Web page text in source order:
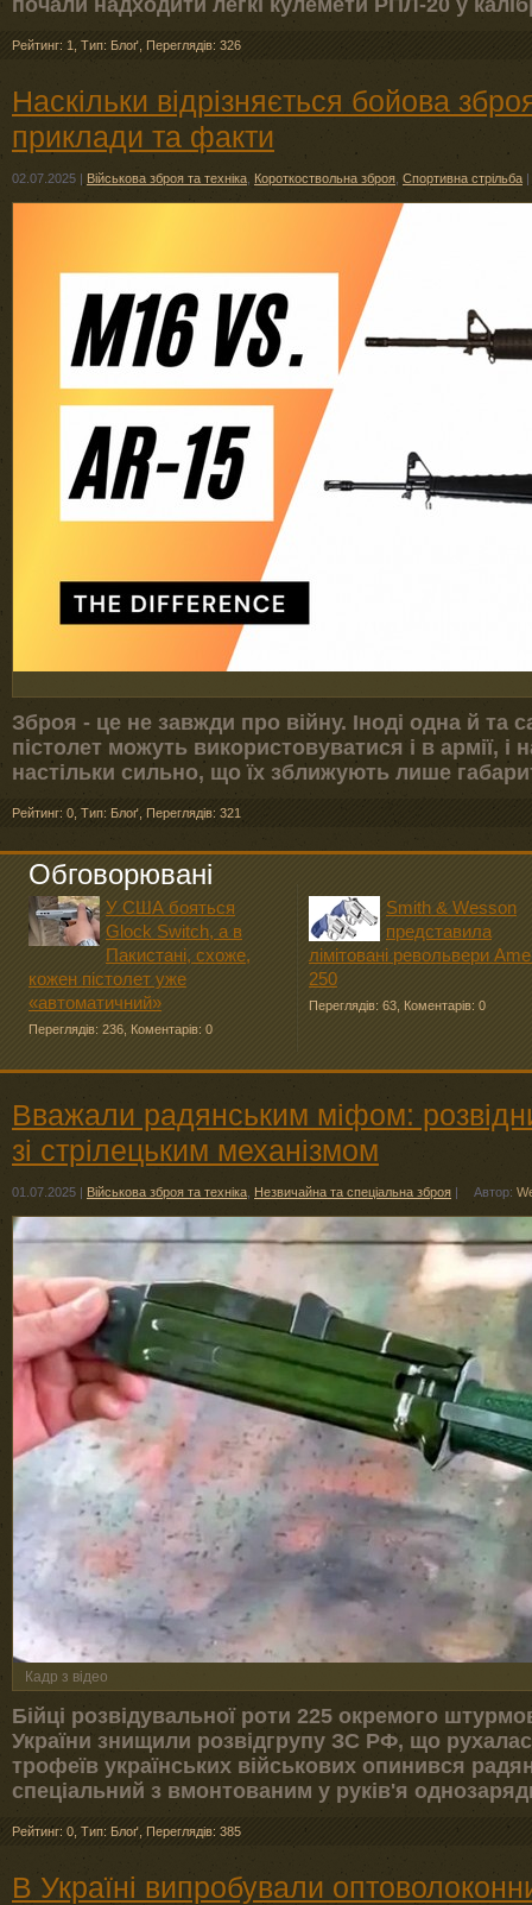
почали надходити легкі кулемети РПЛ-20 у
Рейтинг: 1 Тип: Блоґ Переглядів: 326
Наскільки відрізняється бойова
приклади та факти
02.07.2025 | Військова зброя та техніка Короткоствольна зброя Спортивна стрільба |
Зброя - це не завжди про війну. Іноді одна й та
пістолет можуть використовуватися і в армії, і
настільки сильно, що їх зближують лише
Рейтинг: 0 Тип: Блоґ Переглядів: 321
Обговорювані
У США бояться
Glock Switch, а в
Пакистані, схоже,
кожен пістолет уже
«автоматичний»
Переглядів: 236 Коментарів: 0
Smith & Wesson
представила
лімітовані револьвери
250
Переглядів: 63 Коментарів: 0
Вважали радянським міфом:
зі стрілецьким механізмом
01.07.2025 | Військова зброя та техніка Незвичайна та спеціальна зброя | Автор:
Кадр з відео
Бійці розвідувальної роти 225 окремого
України знищили розвідгрупу ЗС РФ, що
трофеїв українських військових опинився
спеціальний з вмонтованим у руків'я
Рейтинг: 0 Тип: Блоґ Переглядів: 385
В Україні випробували